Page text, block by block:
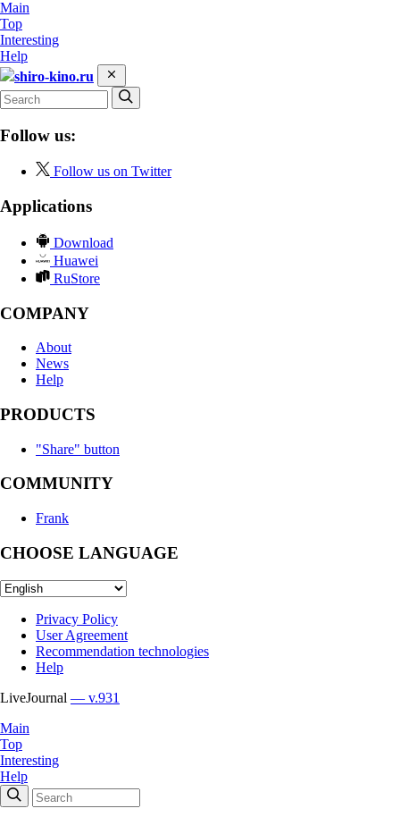
Main
Top
Interesting
Help
shiro-kino.ru
Follow us:
Follow us on Twitter
Applications
Download
Huawei
RuStore
COMPANY
About
News
Help
PRODUCTS
"Share" button
COMMUNITY
Frank
CHOOSE LANGUAGE
Privacy Policy
User Agreement
Recommendation technologies
Help
LiveJournal — v.931
Main
Top
Interesting
Help